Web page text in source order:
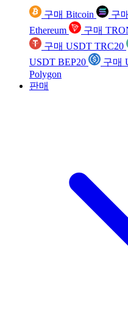
구매 Bitcoin 구
Ethereum
구매
구매 USDT TRC20
USDT BEP20
구매
Polygon
판매